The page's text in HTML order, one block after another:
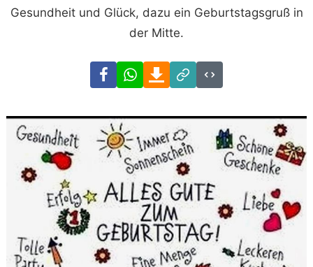
Gesundheit und Glück, dazu ein Geburtstagsgruß in
der Mitte.
FacebookWhatsAppDownload
Link
Code